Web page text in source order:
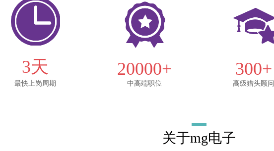
3天
最快上岗周期
20000+
中高端职位
300+
高级猎头顾问
关于mg电子